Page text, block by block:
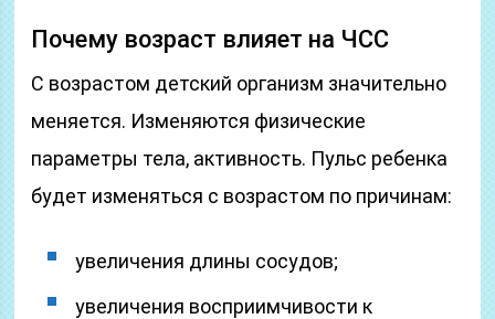
Почему возраст влияет на ЧСС
С возрастом детский организм значительно
меняется. Изменяются физические
параметры тела, активность. Пульс ребенка
будет изменяться с возрастом по причинам:
увеличения длины сосудов;
увеличения восприимчивости к